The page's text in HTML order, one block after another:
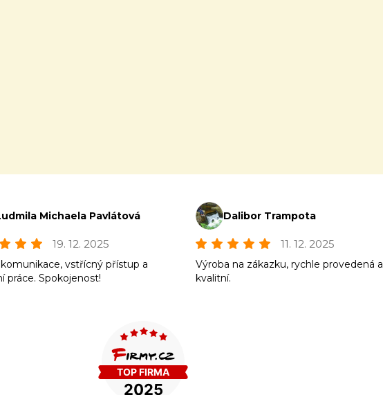
Michaela Pavlátová
19. 12. 2025
komunikace, vstřícný přístup a
práce. Spokojenost!
Dalibor Trampota
11. 12. 2025
Výroba na zákazku, rychle provedená a
kvalitní.